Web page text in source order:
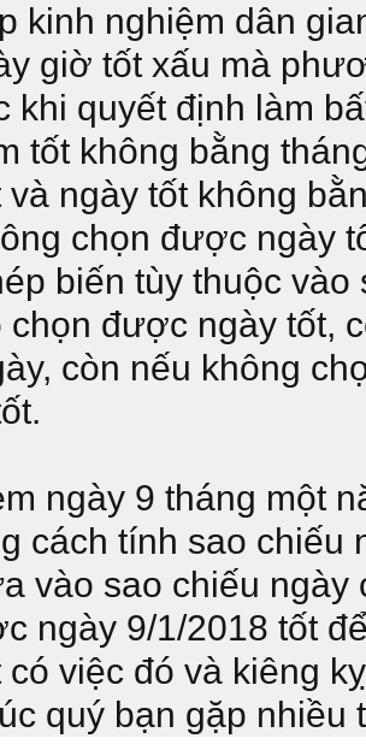
kinh nghiệm dân
giờ tốt xấu mà
khi quyết định làm
tốt không bằng
và ngày tốt không
chọn được ngày
biến tùy thuộc
chọn được ngày tốt,
còn nếu không
ngày 9 tháng một
cách tính sao chiếu
vào sao chiếu ngày
ngày 9/1/2018 tốt
có việc đó và kiêng
quý bạn gặp